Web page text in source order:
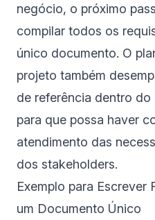
negócio, o próximo
compilar todos os
único documento. O
projeto também
de referência dentro
para que possa haver
atendimento das
dos stakeholders.
Exemplo para Escrever
um Documento Único